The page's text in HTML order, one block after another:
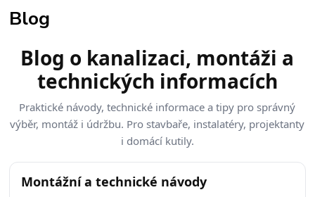
Blog
Blog o kanalizaci, montáži a
technických informacích
Praktické návody, technické informace a tipy pro správný
výběr, montáž i údržbu. Pro stavbaře, instalatéry, projektanty
i domácí kutily.
Montážní a technické návody